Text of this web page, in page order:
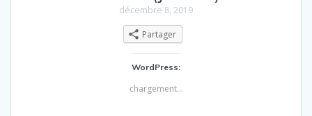
décembre 8, 2019
Partager
WordPress:
chargement…